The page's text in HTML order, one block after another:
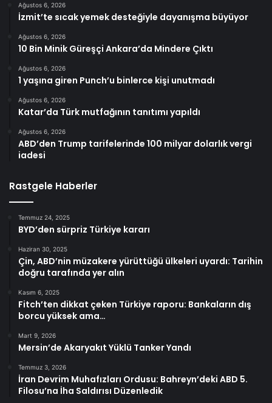
Ağustos 6, 2026
İzmit’te sıcak yemek desteğiyle dayanışma büyüyor
Ağustos 6, 2026
10 Bin Minik Güreşçi Ankara’da Mindere Çıktı
Ağustos 6, 2026
1 yaşına giren Punch’u binlerce kişi unutmadı
Ağustos 6, 2026
Katar’da Türk mutfağının tanıtımı yapıldı
Ağustos 6, 2026
ABD’den Trump tarifelerinde 100 milyar dolarlık vergi
iadesi
Rastgele Haberler
Temmuz 24, 2025
BYD’den sürpriz Türkiye kararı
Haziran 30, 2025
Çin, ABD’nin müzakere yürüttüğü ülkeleri uyardı: Tarihin
doğru tarafında yer alın
Kasım 6, 2025
Fitch’ten dikkat çeken Türkiye raporu: Bankaların dış
borcu yüksek ama…
Mart 9, 2026
Mersin’de Akaryakıt Yüklü Tanker Yandı
Temmuz 3, 2026
İran Devrim Muhafızları Ordusu: Bahreyn’deki ABD 5.
Filosu’na İha Saldırısı Düzenledik